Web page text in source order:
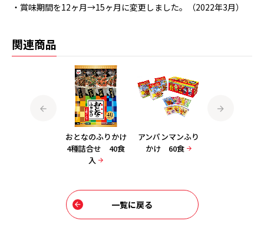
・賞味期間を12ヶ月→15ヶ月に変更しました。（2022年3月）
関連商品
おとなのふりかけ
4種詰合せ 40食
入
アンパンマンふり
かけ 60食
一覧に戻る